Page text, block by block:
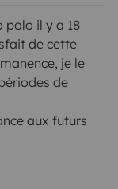
il y a 18
de cette
je le
de
aux futurs